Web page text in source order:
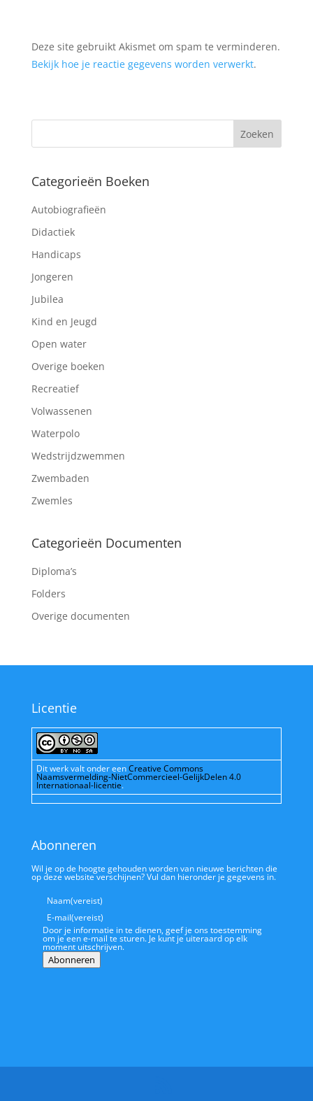
Deze site gebruikt Akismet om spam te verminderen.
Bekijk hoe je reactie gegevens worden verwerkt.
Categorieën Boeken
Autobiografieën
Didactiek
Handicaps
Jongeren
Jubilea
Kind en Jeugd
Open water
Overige boeken
Recreatief
Volwassenen
Waterpolo
Wedstrijdzwemmen
Zwembaden
Zwemles
Categorieën Documenten
Diploma’s
Folders
Overige documenten
Licentie
Dit werk valt onder eenCreative Commons
Naamsvermelding-NietCommercieel-GelijkDelen 4.0
Internationaal-licentie.
Abonneren
Wil je op de hoogte gehouden worden van nieuwe berichten die
op deze website verschijnen? Vul dan hieronder je gegevens in.
Naam(vereist)
E-mail(vereist)
Door je informatie in te dienen, geef je ons toestemming
om je een e-mail te sturen. Je kunt je uiteraard op elk
moment uitschrijven.
Abonneren